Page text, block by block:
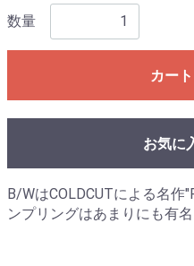
数量
カー
お気に
B/WはCOLDCUTによる名作
ンプリングはあまりにも有